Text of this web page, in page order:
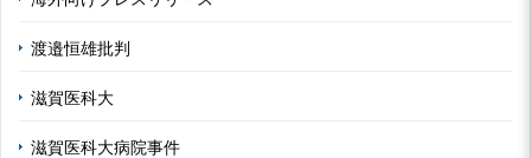
渡邉恒雄批判
滋賀医科大
滋賀医科大病院事件